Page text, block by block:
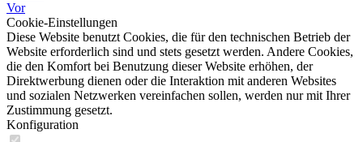
Vor
Cookie-Einstellungen
Diese Website benutzt Cookies, die für den technischen Betrieb der
Website erforderlich sind und stets gesetzt werden. Andere Cookies,
die den Komfort bei Benutzung dieser Website erhöhen, der
Direktwerbung dienen oder die Interaktion mit anderen Websites
und sozialen Netzwerken vereinfachen sollen, werden nur mit Ihrer
Zustimmung gesetzt.
Konfiguration